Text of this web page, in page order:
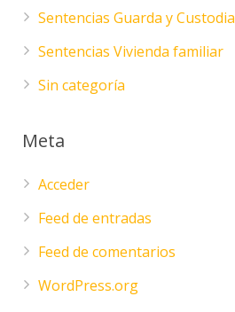
Sentencias Guarda y Custodia
Sentencias Vivienda familiar
Sin categoría
Meta
Acceder
Feed de entradas
Feed de comentarios
WordPress.org